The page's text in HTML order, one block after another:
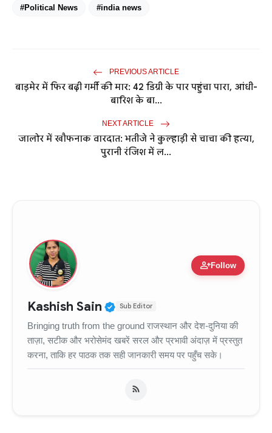
#Political News #india news
PREVIOUS ARTICLE
बाड़मेर में फिर बढ़ी गर्मी की मार: 42 डिग्री के पार पहुंचा पारा, आंधी-
बारिश के बा...
NEXT ARTICLE
जालोर में खौफनाक वारदात: भतीजे ने कुल्हाड़ी से चाचा की हत्या,
पुरानी रंजिश में ल...
person_addFollow
Kashish Sain Verified Public Figure •
Sub Editor
Bringing truth from the ground राजस्थान और देश-दुनिया की
ताज़ा, सटीक और भरोसेमंद खबरें सरल और प्रभावी अंदाज़ में प्रस्तुत
करना, ताकि हर पाठक तक सही जानकारी समय पर पहुँच सके।